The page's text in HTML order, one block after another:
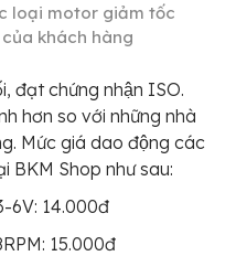
loại motor giảm tốc
khách hàng
đạt chứng nhận ISO.
hơn so với những nhà
Mức giá dao động các
Shop như sau:
6V: 14.000đ
15.000đ